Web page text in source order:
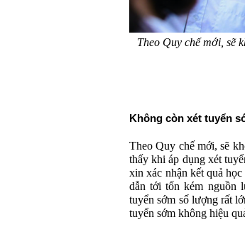
Theo Quy chế mới, sẽ
Không còn xét tuyển
Theo Quy chế mới, sẽ
thấy khi áp dụng xét
xin xác nhận kết quả
dẫn tới tốn kém nguồn
tuyển sớm số lượng rất
tuyển sớm không hiệu